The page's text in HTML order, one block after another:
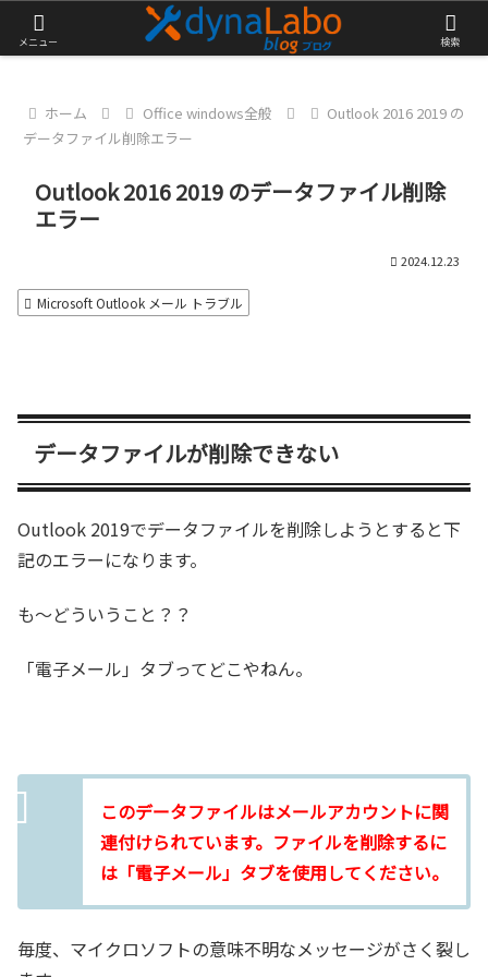
チャレンジが大きな第一歩
ホーム Office windows全般
Outlook 2016 2019 の
データファイル削除エラー
Outlook 2016 2019 のデータファイル削除
エラー
2024.12.23
Microsoft Outlook メール トラブル
データファイルが削除できない
Outlook 2019でデータファイルを削除しようとすると下
記のエラーになります。
も～どういうこと？？
「電子メール」タブってどこやねん。
このデータファイルはメールアカウントに関
連付けられています。ファイルを削除するに
は「電子メール」タブを使用してください。
毎度、マイクロソフトの意味不明なメッセージがさく裂し
メニュー 検索